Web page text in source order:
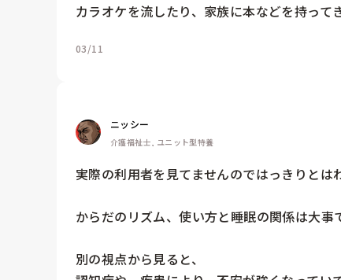
カラオケを流したり、家族に本などを持って
03/11
ニッシー
介護福祉士, ユニット型特養
実際の利用者を見てませんのではっきりとは
からだのリズム、使い方と睡眠の関係は大事
別の視点から見ると、